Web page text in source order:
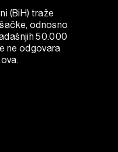
(BiH) traže
odnosno
50.000
ne odgovara